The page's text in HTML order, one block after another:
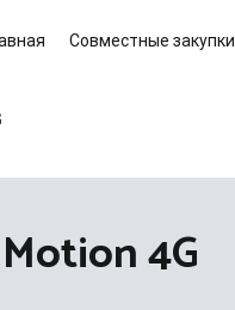
Совместные закупки
4G